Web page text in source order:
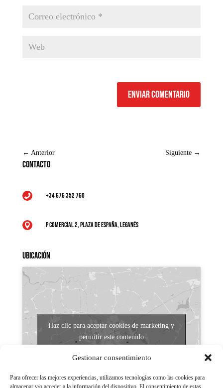
Gestionar consentimiento
Para ofrecer las mejores experiencias, utilizamos tecnologías como las cookies para
almacenar y/o acceder a la información del dispositivo. El consentimiento de estas
Enviar comentario
← Anterior Siguiente →
Contacto
 +34 676 352 760
 P Comercial 2, Plaza de España, Leganés
Ubicación
Haz clic para aceptar cookies de marketing y
permitir este contenido